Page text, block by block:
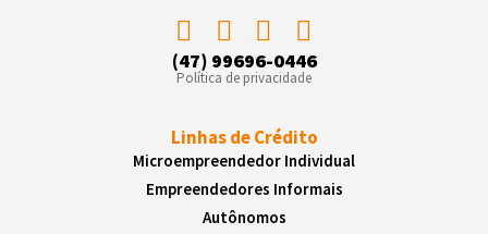
(47) 99696-0446
Política de privacidade
Linhas de Crédito
Microempreendedor Individual
Empreendedores Informais
Autônomos